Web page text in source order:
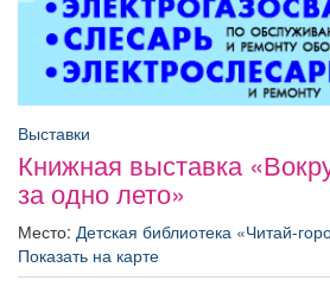
Работа Транспорт
Афиша Обучение
Выставки
Книжная выставка
за одно лето»
Место: Детская библиотека «Читай-
Показать на карте